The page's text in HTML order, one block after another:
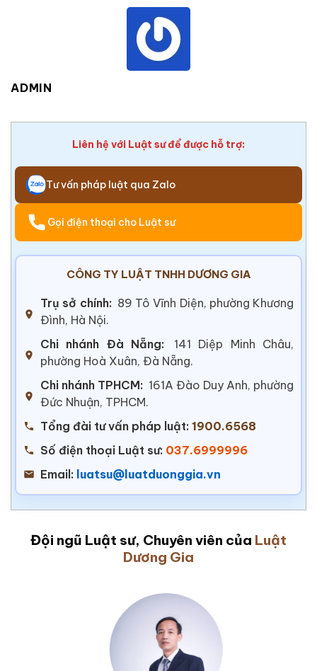
ADMIN
Liên hệ với Luật sư để được hỗ trợ:
Tư vấn pháp luật qua Zalo
Gọi điện thoại cho Luật sư
CÔNG TY LUẬT TNHH DƯƠNG GIA
Trụ sở chính: 89 Tô Vĩnh Diện, phường Khương
Đình, Hà Nội.
Chi nhánh Đà Nẵng:
141 Diệp Minh Châu,
phường Hoà Xuân, Đà Nẵng.
Chi nhánh TPHCM: 161A Đào Duy Anh, phường
Đức Nhuận, TPHCM.
Tổng đài tư vấn pháp luật: 1900.6568
Số điện thoại Luật sư: 037.6999996
Email: luatsu@luatduonggia.vn
Đội ngũ Luật sư, Chuyên viên của Luật
Dương Gia